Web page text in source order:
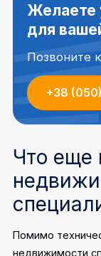
Желаете
для
Позвоните
+38
Что еще
Помимо
недвижимости